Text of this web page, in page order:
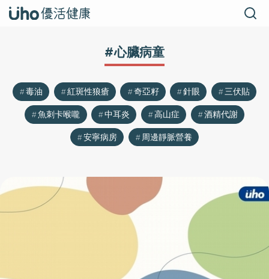
#心臟病童
毒油 紅斑性狼瘡 奇亞籽 針眼
三伏貼
魚刺卡喉嚨
中耳炎 高山症
酒精代謝
安寧病房
周邊靜脈營養